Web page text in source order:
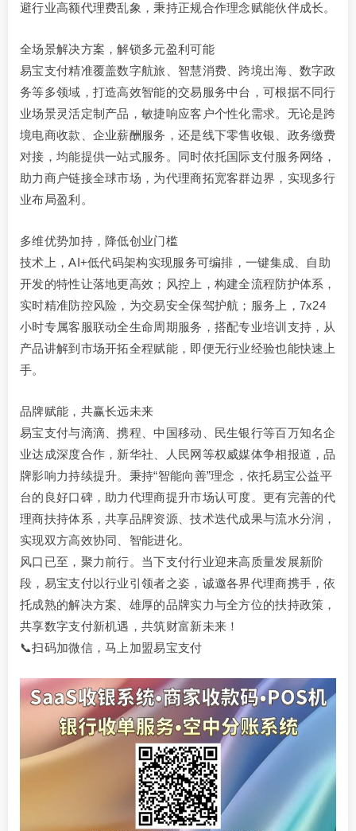
避行业高额代理费乱象，秉持正规合作理念赋能伙伴成长。
全场景解决方案，解锁多元盈利可能
易宝支付精准覆盖数字航旅、智慧消费、跨境出海、数字政
务等多领域，打造高效智能的交易服务中台，可根据不同行
业场景灵活定制产品，敏捷响应客户个性化需求。无论是跨
境电商收款、企业薪酬服务，还是线下零售收银、政务缴费
对接，均能提供一站式服务。同时依托国际支付服务网络，
助力商户链接全球市场，为代理商拓宽客群边界，实现多行
业布局盈利。
多维优势加持，降低创业门槛
技术上，AI+低代码架构实现服务可编排，一键集成、自助
开发的特性让落地更高效；风控上，构建全流程防护体系，
实时精准防控风险，为交易安全保驾护航；服务上，7x24
小时专属客服联动全生命周期服务，搭配专业培训支持，从
产品讲解到市场开拓全程赋能，即便无行业经验也能快速上
手。
品牌赋能，共赢长远未来
易宝支付与滴滴、携程、中国移动、民生银行等百万知名企
业达成深度合作，新华社、人民网等权威媒体争相报道，品
牌影响力持续提升。秉持“智能向善”理念，依托易宝公益平
台的良好口碑，助力代理商提升市场认可度。更有完善的代
理商扶持体系，共享品牌资源、技术迭代成果与流水分润，
实现双方高效协同、智能进化。
风口已至，聚力前行。当下支付行业迎来高质量发展新阶
段，易宝支付以行业引领者之姿，诚邀各界代理商携手，依
托成熟的解决方案、雄厚的品牌实力与全方位的扶持政策，
共享数字支付新机遇，共筑财富新未来！
📞扫码加微信，马上加盟易宝支付